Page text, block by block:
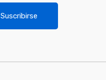
Suscribirse